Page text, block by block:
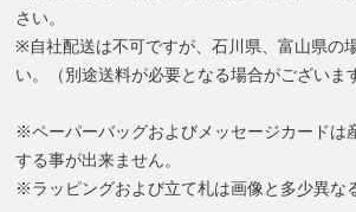
さい。
※自社配送は不可ですが、石川県、富山県の
い。（別途送料が必要となる場合がございま
※ペーパーバッグおよびメッセージカードは
する事が出来ません。
※ラッピングおよび立て札は画像と多少異な